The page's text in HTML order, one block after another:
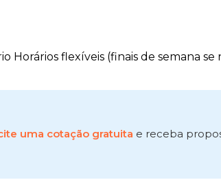
Horários flexíveis (finais de semana se
uma cotação gratuita e receba